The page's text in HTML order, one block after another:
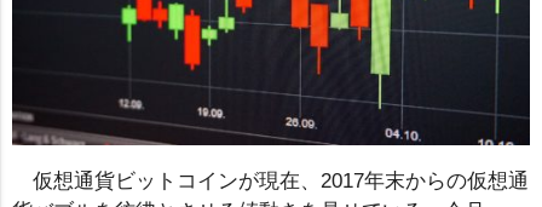
仮想通貨ビットコインが現在、2017年末からの仮想通